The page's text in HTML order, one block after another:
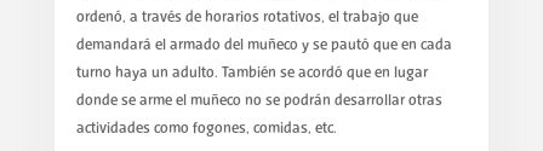
ordenó, a través de horarios rotativos, el trabajo que
demandará el armado del muñeco y se pautó que en cada
turno haya un adulto. También se acordó que en lugar
donde se arme el muñeco no se podrán desarrollar otras
actividades como fogones, comidas, etc.